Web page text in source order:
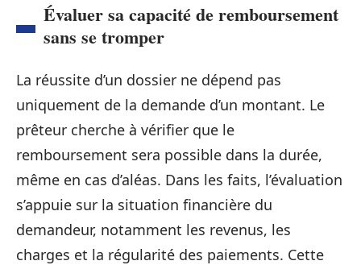
Évaluer sa capacité de remboursement
sans se tromper
La réussite d’un dossier ne dépend pas
uniquement de la demande d’un montant. Le
prêteur cherche à vérifier que le
remboursement sera possible dans la durée,
même en cas d’aléas. Dans les faits, l’évaluation
s’appuie sur la situation financière du
demandeur, notamment les revenus, les
charges et la régularité des paiements. Cette